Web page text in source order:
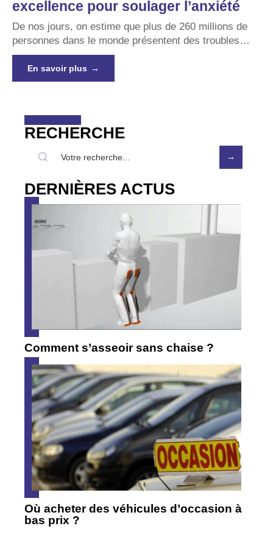
excellence pour soulager l’anxiété
De nos jours, on estime que plus de 260 millions de
personnes dans le monde présentent des troubles…
En savoir plus
RECHERCHE
DERNIÈRES ACTUS
Comment s’asseoir sans chaise ?
Où acheter des véhicules d’occasion à
bas prix ?